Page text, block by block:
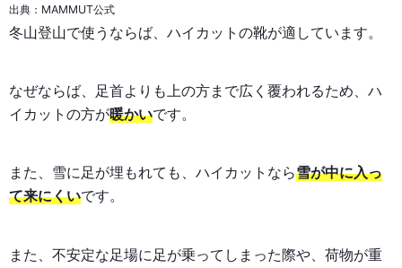
出典：MAMMUT公式
冬山登山で使うならば、ハイカットの靴が適しています。
なぜならば、足首よりも上の方まで広く覆われるため、ハ
イカットの方が暖かいです。
また、雪に足が埋もれても、ハイカットなら雪が中に入っ
て来にくいです。
また、不安定な足場に足が乗ってしまった際や、荷物が重